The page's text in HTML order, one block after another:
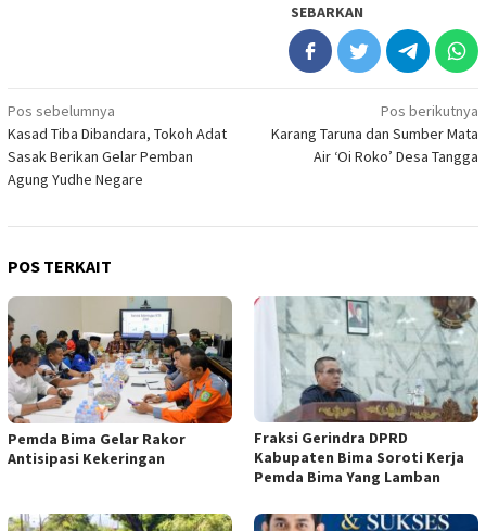
SEBARKAN
Navigasi
pos
Pos sebelumnya
Kasad Tiba Dibandara, Tokoh Adat
Sasak Berikan Gelar Pemban
Agung Yudhe Negare
Pos berikutnya
Karang Taruna dan Sumber Mata
Air ‘Oi Roko’ Desa Tangga
POS TERKAIT
Pemda Bima Gelar Rakor
Antisipasi Kekeringan
Fraksi Gerindra DPRD
Kabupaten Bima Soroti Kerja
Pemda Bima Yang Lamban